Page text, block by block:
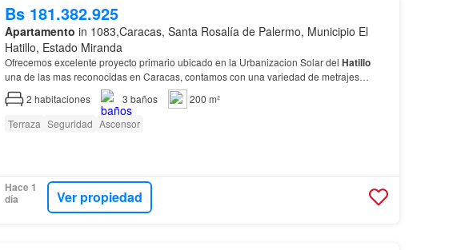
Bs 181.382.925
Apartamento in 1083,Caracas, Santa Rosalía de Palermo, Municipio El
Hatillo, Estado Miranda
Ofrecemos excelente proyecto primario ubicado en la Urbanizacion Solar del Hatillo
una de las mas reconocidas en Caracas, contamos con una variedad de metrajes
disponible dependiendo de las necesidades de cada cliente, cada p…
2 habitaciones 3 baños
200 m²
Terraza Seguridad Ascensor
Hace 1
día
Ver propiedad